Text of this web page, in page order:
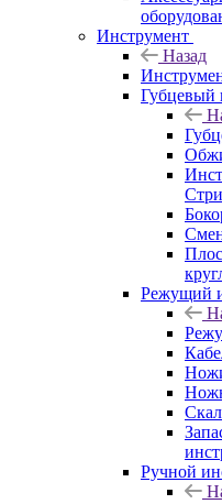
Инструмент
Назад
Губцевый
Режущий
Ручной